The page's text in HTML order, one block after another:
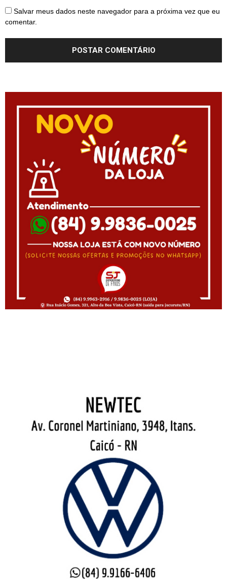
Salvar meus dados neste navegador para a próxima vez que eu
comentar.